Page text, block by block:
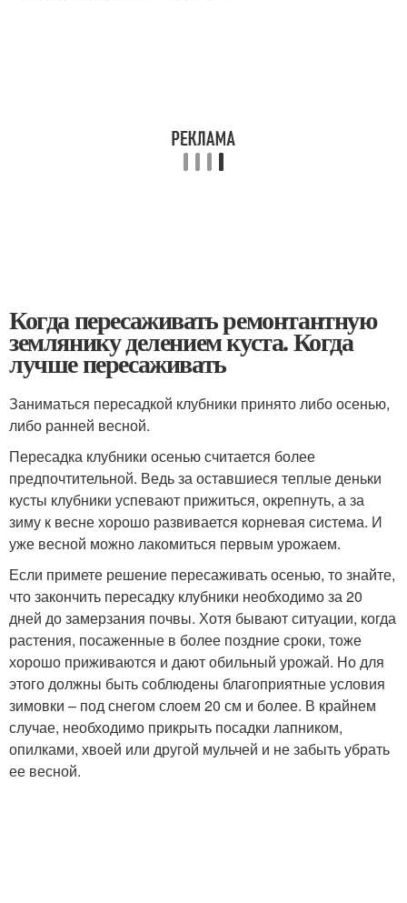
Когда пересаживать ремонтантную
землянику делением куста. Когда
лучше пересаживать
Заниматься пересадкой клубники принято либо осенью,
либо ранней весной.
Пересадка клубники осенью считается более
предпочтительной. Ведь за оставшиеся теплые деньки
кусты клубники успевают прижиться, окрепнуть, а за
зиму к весне хорошо развивается корневая система. И
уже весной можно лакомиться первым урожаем.
Если примете решение пересаживать осенью, то знайте,
что закончить пересадку клубники необходимо за 20
дней до замерзания почвы. Хотя бывают ситуации, когда
растения, посаженные в более поздние сроки, тоже
хорошо приживаются и дают обильный урожай. Но для
этого должны быть соблюдены благоприятные условия
зимовки – под снегом слоем 20 см и более. В крайнем
случае, необходимо прикрыть посадки лапником,
опилками, хвоей или другой мульчей и не забыть убрать
ее весной.